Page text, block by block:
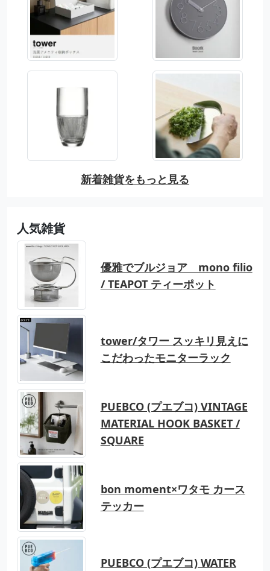
新着雑貨をもっと見る
人気雑貨
優雅でブルジョア mono filio
/ TEAPOT ティーポット
tower/タワー スッキリ見えに
こだわったモニターラック
PUEBCO (プエブコ) VINTAGE
MATERIAL HOOK BASKET /
SQUARE
bon moment×ワタモ カース
テッカー
PUEBCO (プエブコ) WATER